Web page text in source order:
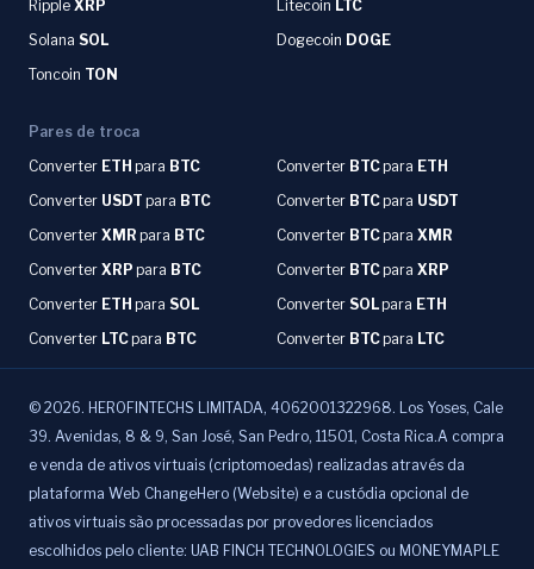
Ripple XRP Litecoin LTC
Solana SOL Dogecoin DOGE
Toncoin TON
Pares de troca
Converter ETH para BTC Converter BTCpara ETH
Converter USDT para BTC Converter BTCpara USDT
Converter XMR para BTC Converter BTCpara XMR
Converter XRP para BTC Converter BTCpara XRP
Converter ETH para SOL Converter SOLpara ETH
Converter LTCpara BTC Converter BTCpara LTC
© 2026. HEROFINTECHS LIMITADA, 4062001322968. Los Yoses, Cale
39. Avenidas, 8 & 9, San José, San Pedro, 11501, Costa Rica.A compra
e venda de ativos virtuais (criptomoedas) realizadas através da
plataforma Web ChangeHero (Website) e a custódia opcional de
ativos virtuais são processadas por provedores licenciados
escolhidos pelo cliente: UAB FINCH TECHNOLOGIES ou MONEYMAPLE